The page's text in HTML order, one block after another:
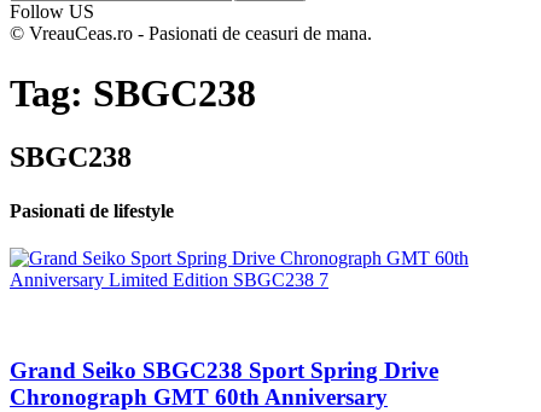
Follow US
© VreauCeas.ro - Pasionati de ceasuri de mana.
Tag: SBGC238
SBGC238
Pasionati de lifestyle
Grand Seiko SBGC238 Sport Spring Drive
Chronograph GMT 60th Anniversary